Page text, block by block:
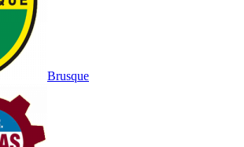
Brusque